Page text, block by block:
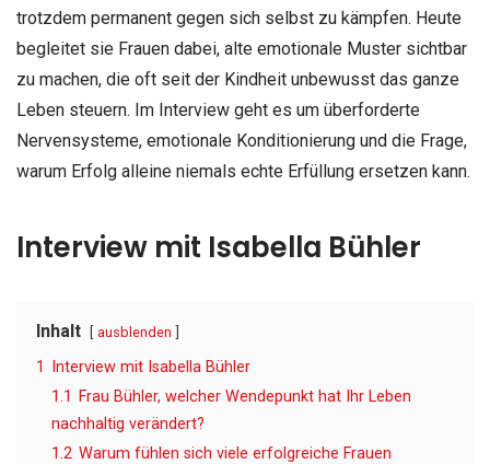
trotzdem permanent gegen sich selbst zu kämpfen. Heute
begleitet sie Frauen dabei, alte emotionale Muster sichtbar
zu machen, die oft seit der Kindheit unbewusst das ganze
Leben steuern. Im Interview geht es um überforderte
Nervensysteme, emotionale Konditionierung und die Frage,
warum Erfolg alleine niemals echte Erfüllung ersetzen kann.
Interview mit Isabella Bühler
Inhalt ausblenden
1
Interview mit Isabella Bühler
1.1
Frau Bühler, welcher Wendepunkt hat Ihr Leben
nachhaltig verändert?
1.2 Warum fühlen sich viele erfolgreiche Frauen